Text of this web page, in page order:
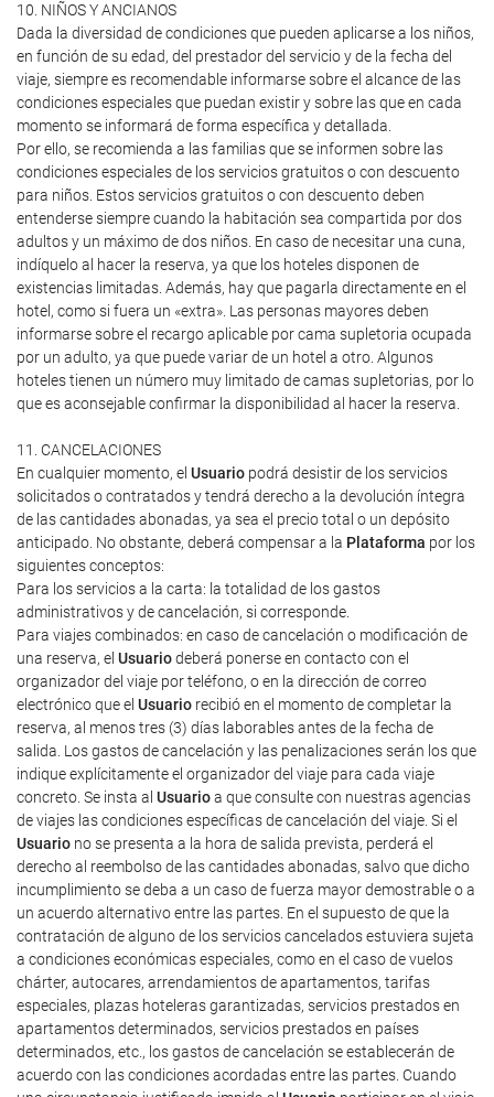
10. NIÑOS Y ANCIANOS
Dada la diversidad de condiciones que pueden aplicarse a los niños,
en función de su edad, del prestador del servicio y de la fecha del
viaje, siempre es recomendable informarse sobre el alcance de las
condiciones especiales que puedan existir y sobre las que en cada
momento se informará de forma específica y detallada.
Por ello, se recomienda a las familias que se informen sobre las
condiciones especiales de los servicios gratuitos o con descuento
para niños. Estos servicios gratuitos o con descuento deben
entenderse siempre cuando la habitación sea compartida por dos
adultos y un máximo de dos niños. En caso de necesitar una cuna,
indíquelo al hacer la reserva, ya que los hoteles disponen de
existencias limitadas. Además, hay que pagarla directamente en el
hotel, como si fuera un «extra». Las personas mayores deben
informarse sobre el recargo aplicable por cama supletoria ocupada
por un adulto, ya que puede variar de un hotel a otro. Algunos
hoteles tienen un número muy limitado de camas supletorias, por lo
que es aconsejable confirmar la disponibilidad al hacer la reserva.
11. CANCELACIONES
En cualquier momento, el Usuario podrá desistir de los servicios
solicitados o contratados y tendrá derecho a la devolución íntegra
de las cantidades abonadas, ya sea el precio total o un depósito
anticipado. No obstante, deberá compensar a la Plataforma por los
siguientes conceptos:
Para los servicios a la carta: la totalidad de los gastos
administrativos y de cancelación, si corresponde.
Para viajes combinados: en caso de cancelación o modificación de
una reserva, el Usuariodeberá ponerse en contacto con el
organizador del viaje por teléfono, o en la dirección de correo
electrónico que el Usuario recibió en el momento de completar la
reserva, al menos tres (3) días laborables antes de la fecha de
salida. Los gastos de cancelación y las penalizaciones serán los que
indique explícitamente el organizador del viaje para cada viaje
concreto. Se insta al Usuarioa que consulte con nuestras agencias
de viajes las condiciones específicas de cancelación del viaje. Si el
Usuario no se presenta a la hora de salida prevista, perderá el
derecho al reembolso de las cantidades abonadas, salvo que dicho
incumplimiento se deba a un caso de fuerza mayor demostrable o a
un acuerdo alternativo entre las partes. En el supuesto de que la
contratación de alguno de los servicios cancelados estuviera sujeta
a condiciones económicas especiales, como en el caso de vuelos
chárter, autocares, arrendamientos de apartamentos, tarifas
especiales, plazas hoteleras garantizadas, servicios prestados en
apartamentos determinados, servicios prestados en países
determinados, etc., los gastos de cancelación se establecerán de
acuerdo con las condiciones acordadas entre las partes. Cuando